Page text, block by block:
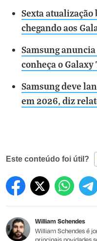
Sexta atualização
chegando aos
Samsung
conheça o Galaxy
Samsung deve
em 2026, diz
Este conteúdo foi útil?
Este conteúdo contém
Este conteúdo não tem
Outro
William Schendes
William Schendes é